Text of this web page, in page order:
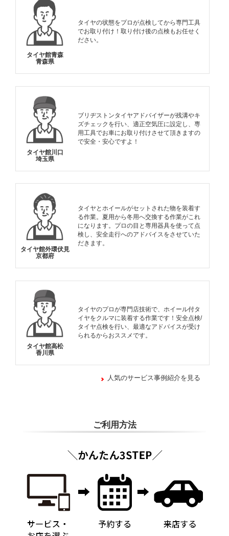
タイヤ館青森
青森県
タイヤの状態をプロが点検してから専門工具
でお取り付け！取り付け後の点検もお任せく
ださい。
タイヤ館川口
埼玉県
ブリヂストンタイヤアドバイザーが残溝やキ
ズチェックを行い、適正空気圧に設定し、専
用工具でお車にお取り付けさせて頂きますの
で安全・安心ですよ！
タイヤ館外環伏見
京都府
タイヤとホイールがセットされた物を装着す
る作業。夏用から冬用へ交換する作業がこれ
になります。プロの目と専用器具を使って点
検し、安全走行へのアドバイスをさせていた
だきます。
タイヤ館高松
香川県
タイヤのプロが専門店技術で、ホイール付タ
イヤをクルマに装着する作業です！安全点検/
タイヤ点検を行い、最適なアドバイスが受け
られるからおススメです。
人気のサービス事例紹介を見る
ご利用方法